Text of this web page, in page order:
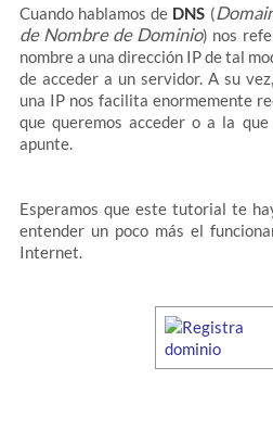
Cuando hablamos de DNS (
de Nombre de Dominio) nos
nombre a una dirección IP de tal
de acceder a un servidor. A su
una IP nos facilita enormemente
que queremos acceder o a la
apunte.
Esperamos que este tutorial te
entender un poco más el
Internet.